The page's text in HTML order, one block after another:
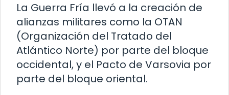
La Guerra Fría llevó a la creación de
alianzas militares como la OTAN
(Organización del Tratado del
Atlántico Norte) por parte del bloque
occidental, y el Pacto de Varsovia por
parte del bloque oriental.